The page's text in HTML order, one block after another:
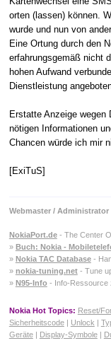
orten (lassen) können.
wurde und nun von
Eine Ortung durch den
erfahrungsgemäß nicht
hohen Aufwand
Dienstleistung
Erstatte Anzeige wegen
nötigen Informationen
Chancen würde ich mir
[ExiTuS]
Webmaster / Administrator
NokiaPort.de- The Center
» Buch: Nokia -
» Nokia TAC Database-
» nokia-tuning.net- Tune
» N95-Info - Info-Ressource
Nokia Hot Topics: Reset/
Sicherheitscode| Unlock
Geräte| Display-Symbole|